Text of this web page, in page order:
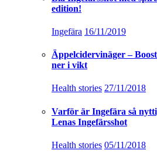
edition!
Ingefära 16/11/2019
Äppelcidervinäger –
ner i vikt
Health stories 27/11/2018
Varför är Ingefära så
Lenas Ingefärsshot
Health stories 05/11/2018